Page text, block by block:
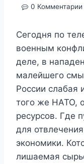
0 Комментарии
Сегодня по
военным
деле, в
малейшего
России слабая
того же НАТО,
ресурсов. Где
для
экономики.
лишаемая